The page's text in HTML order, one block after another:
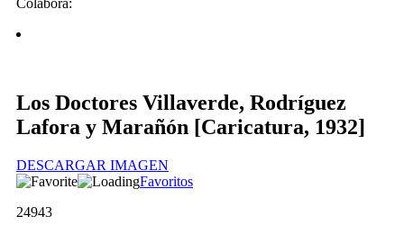
Colabora:
Los Doctores Villaverde, Rodríguez
Lafora y Marañón [Caricatura, 1932]
DESCARGAR IMAGEN
Favoritos
24943